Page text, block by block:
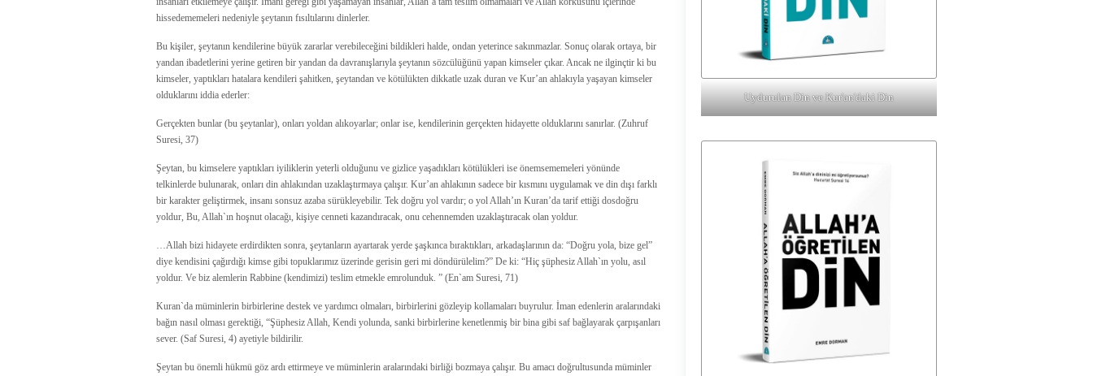
hissedememeleri nedeniyle şeytanın fısıltılarını dinlerler.
Bu kişiler, şeytanın kendilerine büyük zararlar verebileceğini bildikleri halde, ondan yeterince sakınmazlar. Sonuç olarak ortaya, bir
yandan ibadetlerini yerine getiren bir yandan da davranışlarıyla şeytanın sözcülüğünü yapan kimseler çıkar. Ancak ne ilginçtir ki bu
kimseler, yaptıkları hatalara kendileri şahitken, şeytandan ve kötülükten dikkatle uzak duran ve Kur’an ahlakıyla yaşayan kimseler
olduklarını iddia ederler:
Gerçekten bunlar (bu şeytanlar), onları yoldan alıkoyarlar; onlar ise, kendilerinin gerçekten hidayette olduklarını sanırlar. (Zuhruf
Suresi, 37)
Şeytan, bu kimselere yaptıkları iyiliklerin yeterli olduğunu ve gizlice yaşadıkları kötülükleri ise önemsememeleri yönünde
telkinlerde bulunarak, onları din ahlakından uzaklaştırmaya çalışır. Kur’an ahlakının sadece bir kısmını uygulamak ve din dışı farklı
bir karakter geliştirmek, insanı sonsuz azaba sürükleyebilir. Tek doğru yol vardır; o yol Allah’ın Kuran’da tarif ettiği dosdoğru
yoldur, Bu, Allah`ın hoşnut olacağı, kişiye cenneti kazandıracak, onu cehennemden uzaklaştıracak olan yoldur.
…Allah bizi hidayete erdirdikten sonra, şeytanların ayartarak yerde şaşkınca bıraktıkları, arkadaşlarının da: “Doğru yola, bize gel”
diye kendisini çağırdığı kimse gibi topuklarımız üzerinde gerisin geri mi döndürülelim?” De ki: “Hiç şüphesiz Allah`ın yolu, asıl
yoldur. Ve biz alemlerin Rabbine (kendimizi) teslim etmekle emrolunduk. ” (En`am Suresi, 71)
Kuran`da müminlerin birbirlerine destek ve yardımcı olmaları, birbirlerini gözleyip kollamaları buyrulur. İman edenlerin aralarındaki
bağın nasıl olması gerektiği, “Şüphesiz Allah, Kendi yolunda, sanki birbirlerine kenetlenmiş bir bina gibi saf bağlayarak çarpışanları
sever. (Saf Suresi, 4) ayetiyle bildirilir.
Şeytan bu önemli hükmü göz ardı ettirmeye ve müminlerin aralarındaki birliği bozmaya çalışır. Bu amacı doğrultusunda müminler
Uydurulan Din ve Kur'an'daki Din